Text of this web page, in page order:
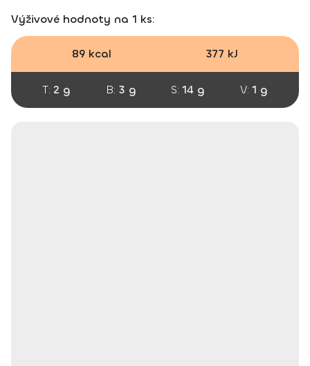
Výživové hodnoty na 1 ks:
89 kcal 377 kJ
T: 2 g B: 3 g S: 14 g V: 1 g